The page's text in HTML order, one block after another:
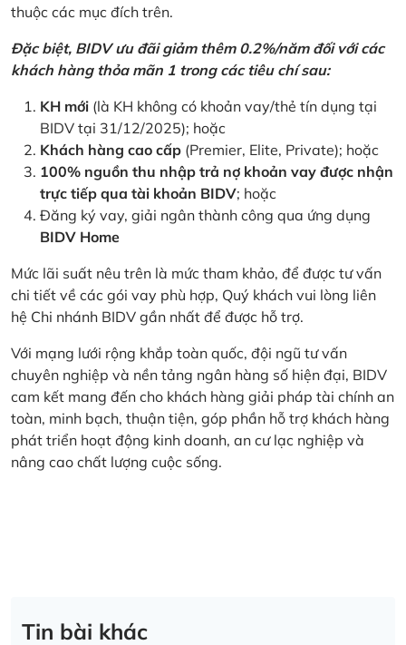
thuộc các mục đích trên.
Đặc biệt, BIDV ưu đãi giảm thêm 0.2%/năm đối với các
khách hàng thỏa mãn 1 trong các tiêu chí sau:
KH mới (là KH không có khoản vay/thẻ tín dụng tại
BIDV tại 31/12/2025); hoặc
Khách hàng cao cấp (Premier, Elite, Private); hoặc
100% nguồn thu nhập trả nợ khoản vay được nhận
trực tiếp qua tài khoản BIDV; hoặc
Đăng ký vay, giải ngân thành công qua ứng dụng
BIDV Home
Mức lãi suất nêu trên là mức tham khảo, để được tư vấn
chi tiết về các gói vay phù hợp, Quý khách vui lòng liên
hệ Chi nhánh BIDV gần nhất để được hỗ trợ.
Với mạng lưới rộng khắp toàn quốc, đội ngũ tư vấn
chuyên nghiệp và nền tảng ngân hàng số hiện đại, BIDV
cam kết mang đến cho khách hàng giải pháp tài chính an
toàn, minh bạch, thuận tiện, góp phần hỗ trợ khách hàng
phát triển hoạt động kinh doanh, an cư lạc nghiệp và
nâng cao chất lượng cuộc sống.
Tin bài khác